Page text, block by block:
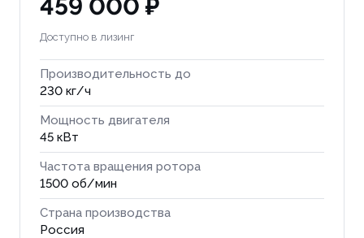
459 000 ₽
Доступно в лизинг
Производительность до
230 кг/ч
Мощность двигателя
45 кВт
Частота вращения ротора
1500 об/мин
Страна производства
Россия